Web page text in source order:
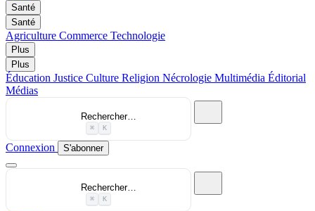
Santé
Santé
Agriculture Commerce Technologie
Plus
Plus
Éducation Justice Culture Religion Nécrologie Multimédia Éditorial
Médias
Rechercher…
⌘ K
Connexion S'abonner
Rechercher…
⌘ K